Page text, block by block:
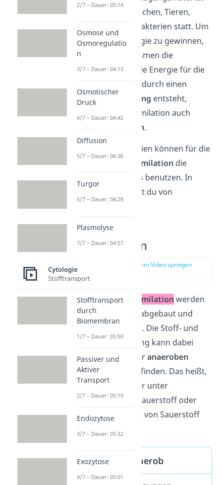
Sie findet bei Menschen, Tieren,
Pilzen und vielen Bakterien statt. Um
die benötigte Energie zu gewinnen,
nutzen die Organismen die
Dissimilation. Da die Energie für die
Assimilation somit durch einen
chemischen Vorgang entsteht,
nennst du die Assimilation auch
chemoheterotroph.
Nur wenige Bakterien können für die
heterotrophe Assimilation die
Energie des Lichtes benutzen. In
diesem Fall sprichst du von
Dissimilation
zur Stelle im Video springen
Während derDissimilation werden
organische Stoffe abgebaut und
Energie freigesetzt. Die Stoff- und
Energieumwandlung kann dabei
unteraeroben oderanaeroben
Bedingungen stattfinden. Das heißt,
sie laufen entweder unter
Anwesenheit von Sauerstoff oder
unter Abwesenheit von Sauerstoff
ab.
Aerob und Anaerob
2/7 – Dauer: 05:14
Osmose und
Osmoregulatio
n
3/7 – Dauer: 04:13
Osmotischer
Druck
4/7 – Dauer: 04:42
Diffusion
5/7 – Dauer: 06:36
Turgor
6/7 – Dauer: 04:28
Plasmolyse
7/7 – Dauer: 04:57
Cytologie
Stofftransport
Stofftransport
durch
Biomembran
1/7 – Dauer: 05:50
Passiver und
Aktiver
Transport
2/7 – Dauer: 05:19
Endozytose
3/7 – Dauer: 05:32
Exozytose
4/7 – Dauer: 05:01